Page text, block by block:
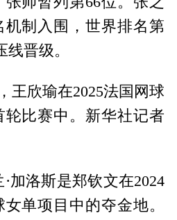
制入围，世界排名第
晋级。
王欣瑜在2025法国网球
比赛中。新华社记者
加洛斯是郑钦文在2024
单项目中的夺金地。